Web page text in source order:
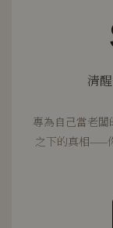
清
專為自己當老
之下的真相——